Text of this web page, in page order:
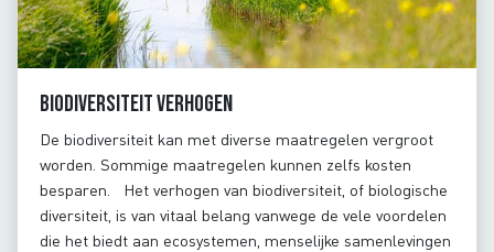
Biodiversiteit verhogen
De biodiversiteit kan met diverse maatregelen vergroot
worden. Sommige maatregelen kunnen zelfs kosten
besparen. Het verhogen van biodiversiteit, of biologische
diversiteit, is van vitaal belang vanwege de vele voordelen
die het biedt aan ecosystemen, menselijke samenlevingen